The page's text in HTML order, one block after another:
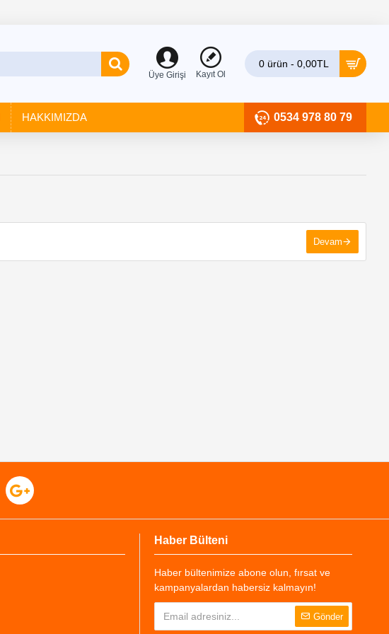
Üye Girişi Kayıt Ol
0 ürün - 0,00TL
HAKKIMIZDA 0534 978 80 79
Devam
Haber Bülteni
Haber bültenimize abone olun, fırsat ve
kampanyalardan habersiz kalmayın!
Gönder